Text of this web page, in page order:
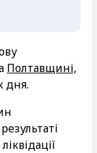
Полтавщині,
дня.